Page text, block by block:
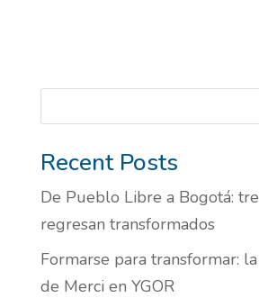
Recent Posts
De Pueblo Libre a Bogotá:
regresan transformados
Formarse para transformar:
de Merci en YGOR